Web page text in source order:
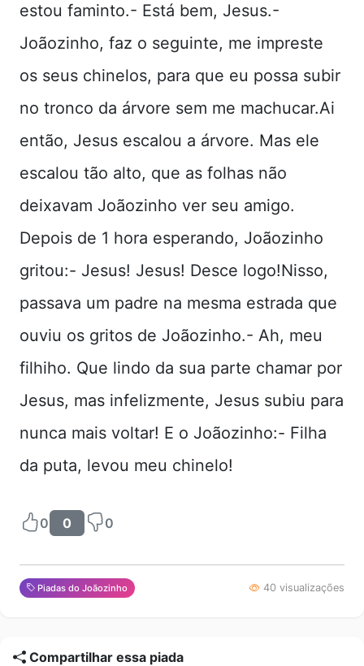
estou faminto.- Está bem, Jesus.-
Joãozinho, faz o seguinte, me impreste
os seus chinelos, para que eu possa subir
no tronco da árvore sem me machucar.Ai
então, Jesus escalou a árvore. Mas ele
escalou tão alto, que as folhas não
deixavam Joãozinho ver seu amigo.
Depois de 1 hora esperando, Joãozinho
gritou:- Jesus! Jesus! Desce logo!Nisso,
passava um padre na mesma estrada que
ouviu os gritos de Joãozinho.- Ah, meu
filhiho. Que lindo da sua parte chamar por
Jesus, mas infelizmente, Jesus subiu para
nunca mais voltar! E o Joãozinho:- Filha
da puta, levou meu chinelo!
0 0 0
Piadas do Joãozinho 40 visualizações
Compartilhar essa piada